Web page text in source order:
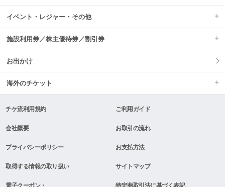
イベント・レジャー・その他
施設利用券／株主優待券／割引券
お出かけ
海外のチケット
チケ流利用規約 ご利用ガイド
会社概要 お取引の流れ
プライバシーポリシー お支払方法
取得する情報の取り扱い サイトマップ
電子クーポン・ 特定商取引法に基づく表記